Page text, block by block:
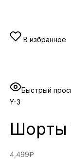
В избранное
Быстрый
Y-3
Шорты
4,499₽